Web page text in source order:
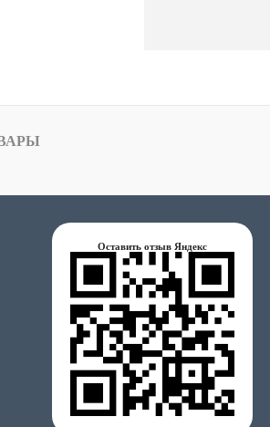
Оставить отзыв Яндекс